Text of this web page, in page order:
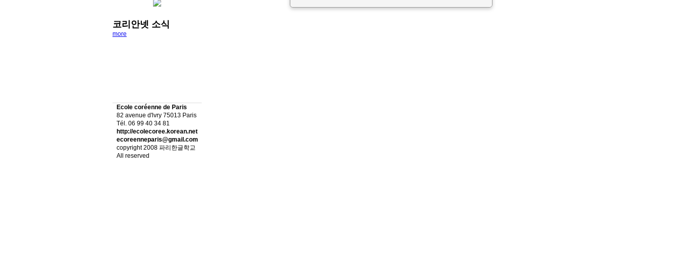
코리안넷 소식
more
Ecole coréenne de Paris
82 avenue d'lvry 75013 Paris
Tél. 06 99 40 34 81
http://ecolecoree.korean.net
ecoreenneparis@gmail.com
copyright 2008 파리한글학교
All reserved